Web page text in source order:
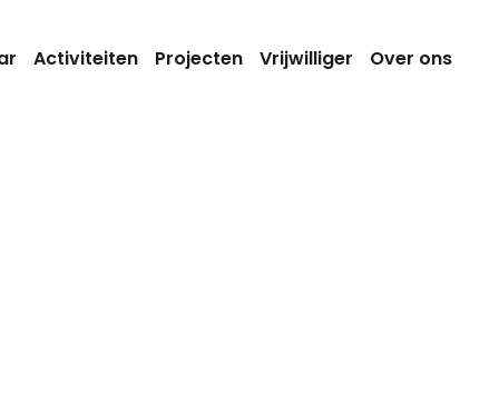
Activiteiten Projecten Vrijwilliger Over ons